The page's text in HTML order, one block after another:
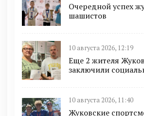
Очередной успех
шашистов
10 августа 2026, 12:19
Еще 2 жителя
заключили
10 августа 2026, 11:40
Жуковские